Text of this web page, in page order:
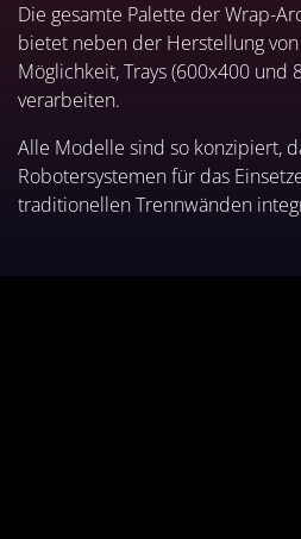
Die gesamte Palette der Wrap-
bietet neben der Herstellung
Möglichkeit, Trays (600x400 und
verarbeiten.
Alle Modelle sind so konzipiert,
Robotersystemen für das
traditionellen Trennwänden